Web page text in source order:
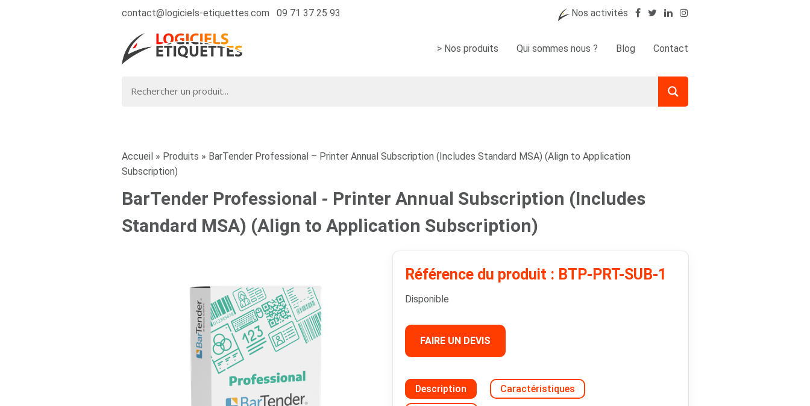
contact@logiciels-etiquettes.com 09 71 37 25 93 Nos activités
> Nos produits Qui sommes nous ? Blog Contact
Accueil » Produits » BarTender Professional – Printer Annual Subscription (Includes Standard MSA) (Align to Application
Subscription)
BarTender Professional - Printer Annual Subscription (Includes
Standard MSA) (Align to Application Subscription)
Référence du produit : BTP-PRT-SUB-1
Disponible
FAIRE UN DEVIS
Description Caractéristiques